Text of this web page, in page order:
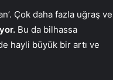
Çok daha fazla uğraş ve
Bu da bilhassa
hayli büyük bir artı ve